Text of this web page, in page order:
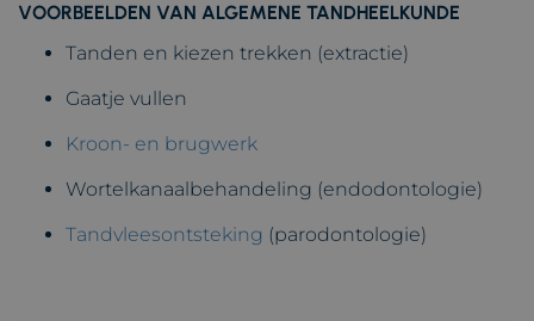
VOORBEELDEN VAN ALGEMENE TANDHEELKUNDE
Tanden en kiezen trekken (extractie)
Gaatje vullen
Kroon- en brugwerk
Wortelkanaalbehandeling (endodontologie)
Tandvleesontsteking (parodontologie)